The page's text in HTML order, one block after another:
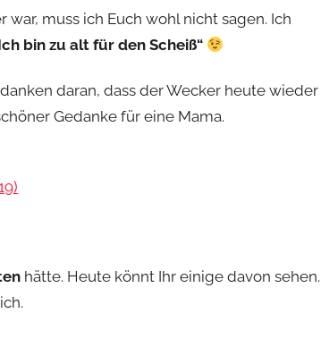
muss ich Euch wohl nicht sagen. Ich
bin zu alt für den Scheiß“
daran, dass der Wecker heute wieder
Gedanke für eine Mama.
hätte. Heute könnt Ihr einige davon sehen.